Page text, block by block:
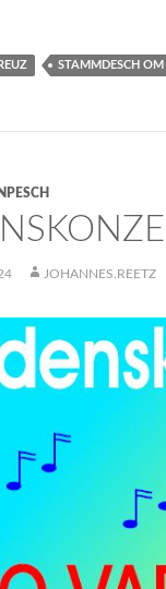
STAMMDESCH OM
JOHANNES.REETZ